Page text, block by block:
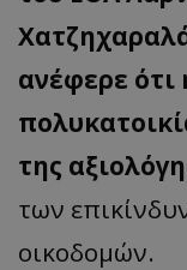
ανέφερε ότι
της
των
οικοδομών.